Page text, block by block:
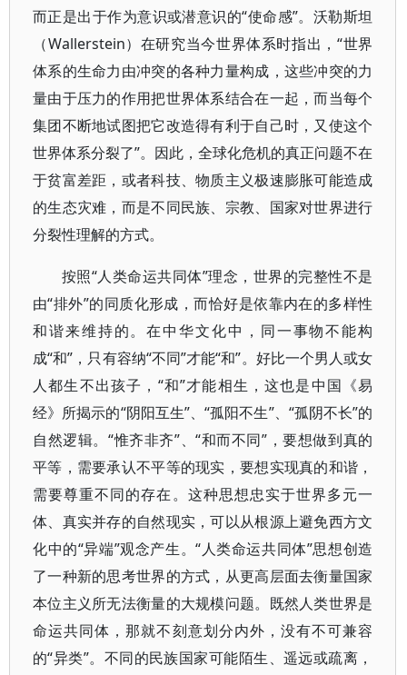
而正是出于作为意识或潜意识的“使命感”。沃勒斯坦
（Wallerstein）在研究当今世界体系时指出，“世界
体系的生命力由冲突的各种力量构成，这些冲突的力
量由于压力的作用把世界体系结合在一起，而当每个
集团不断地试图把它改造得有利于自己时，又使这个
世界体系分裂了”。因此，全球化危机的真正问题不在
于贫富差距，或者科技、物质主义极速膨胀可能造成
的生态灾难，而是不同民族、宗教、国家对世界进行
分裂性理解的方式。
按照“人类命运共同体”理念，世界的完整性不是
由“排外”的同质化形成，而恰好是依靠内在的多样性
和谐来维持的。在中华文化中，同一事物不能构
成“和”，只有容纳“不同”才能“和”。好比一个男人或女
人都生不出孩子，“和”才能相生，这也是中国《易
经》所揭示的“阴阳互生”、“孤阳不生”、“孤阴不长”的
自然逻辑。“惟齐非齐”、“和而不同”，要想做到真的
平等，需要承认不平等的现实，要想实现真的和谐，
需要尊重不同的存在。这种思想忠实于世界多元一
体、真实并存的自然现实，可以从根源上避免西方文
化中的“异端”观念产生。“人类命运共同体”思想创造
了一种新的思考世界的方式，从更高层面去衡量国家
本位主义所无法衡量的大规模问题。既然人类世界是
命运共同体，那就不刻意划分内外，没有不可兼容
的“异类”。不同的民族国家可能陌生、遥远或疏离，